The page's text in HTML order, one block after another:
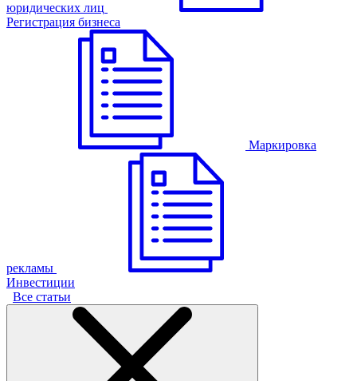
юридических лиц
Регистрация бизнеса
Маркировка
рекламы
Инвестиции
Все статьи